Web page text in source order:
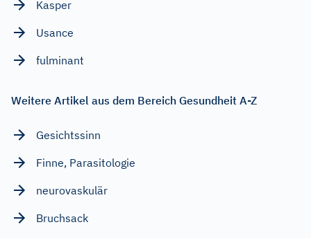
Kasper
Usance
fulminant
Weitere Artikel aus dem Bereich Gesundheit A-Z
Gesichtssinn
Finne, Parasitologie
neurovaskulär
Bruchsack